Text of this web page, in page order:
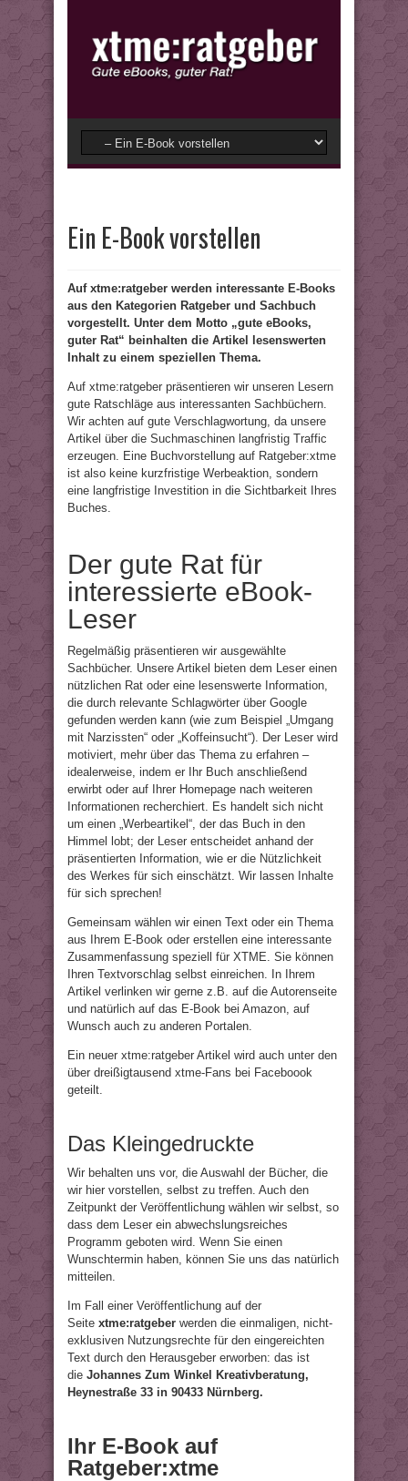
Ein E-Book vorstellen
Auf xtme:ratgeber werden interessante E-Books
aus den Kategorien Ratgeber und Sachbuch
vorgestellt. Unter dem Motto „gute eBooks,
guter Rat“ beinhalten die Artikel lesenswerten
Inhalt zu einem speziellen Thema.
Auf xtme:ratgeber präsentieren wir unseren Lesern
gute Ratschläge aus interessanten Sachbüchern.
Wir achten auf gute Verschlagwortung, da unsere
Artikel über die Suchmaschinen langfristig Traffic
erzeugen. Eine Buchvorstellung auf Ratgeber:xtme
ist also keine kurzfristige Werbeaktion, sondern
eine langfristige Investition in die Sichtbarkeit Ihres
Buches.
Der gute Rat für
interessierte eBook-
Leser
Regelmäßig präsentieren wir ausgewählte
Sachbücher. Unsere Artikel bieten dem Leser einen
nützlichen Rat oder eine lesenswerte Information,
die durch relevante Schlagwörter über Google
gefunden werden kann (wie zum Beispiel „Umgang
mit Narzissten“ oder „Koffeinsucht“). Der Leser wird
motiviert, mehr über das Thema zu erfahren –
idealerweise, indem er Ihr Buch anschließend
erwirbt oder auf Ihrer Homepage nach weiteren
Informationen recherchiert. Es handelt sich nicht
um einen „Werbeartikel“, der das Buch in den
Himmel lobt; der Leser entscheidet anhand der
präsentierten Information, wie er die Nützlichkeit
des Werkes für sich einschätzt. Wir lassen Inhalte
für sich sprechen!
Gemeinsam wählen wir einen Text oder ein Thema
aus Ihrem E-Book oder erstellen eine interessante
Zusammenfassung speziell für XTME. Sie können
Ihren Textvorschlag selbst einreichen. In Ihrem
Artikel verlinken wir gerne z.B. auf die Autorenseite
und natürlich auf das E-Book bei Amazon, auf
Wunsch auch zu anderen Portalen.
Ein neuer xtme:ratgeber Artikel wird auch unter den
über dreißigtausend xtme-Fans bei Faceboook
geteilt.
Das Kleingedruckte
Wir behalten uns vor, die Auswahl der Bücher, die
wir hier vorstellen, selbst zu treffen. Auch den
Zeitpunkt der Veröffentlichung wählen wir selbst, so
dass dem Leser ein abwechslungsreiches
Programm geboten wird. Wenn Sie einen
Wunschtermin haben, können Sie uns das natürlich
mitteilen.
Im Fall einer Veröffentlichung auf der
Seite xtme:ratgeber werden die einmaligen, nicht-
exklusiven Nutzungsrechte für den eingereichten
Text durch den Herausgeber erworben: das ist
die Johannes Zum Winkel Kreativberatung,
Heynestraße 33 in 90433 Nürnberg.
Ihr E-Book auf
Ratgeber:xtme